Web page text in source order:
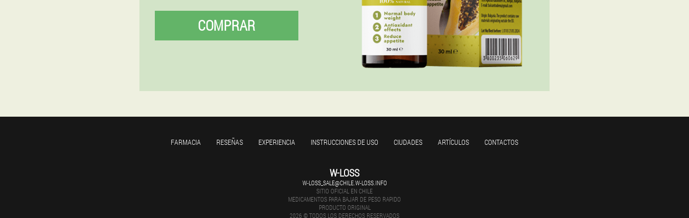
COMPRAR
FARMACIA RESEÑAS EXPERIENCIA INSTRUCCIONES DE USO CIUDADES ARTÍCULOS CONTACTOS
W-LOSS
W-LOSS_SALE@CHILE.W-LOSS.INFO
SITIO OFICIAL EN CHILE
MEDICAMENTOS PARA BAJAR DE PESO RAPIDO
PRODUCTO ORIGINAL
2026 © TODOS LOS DERECHOS RESERVADOS